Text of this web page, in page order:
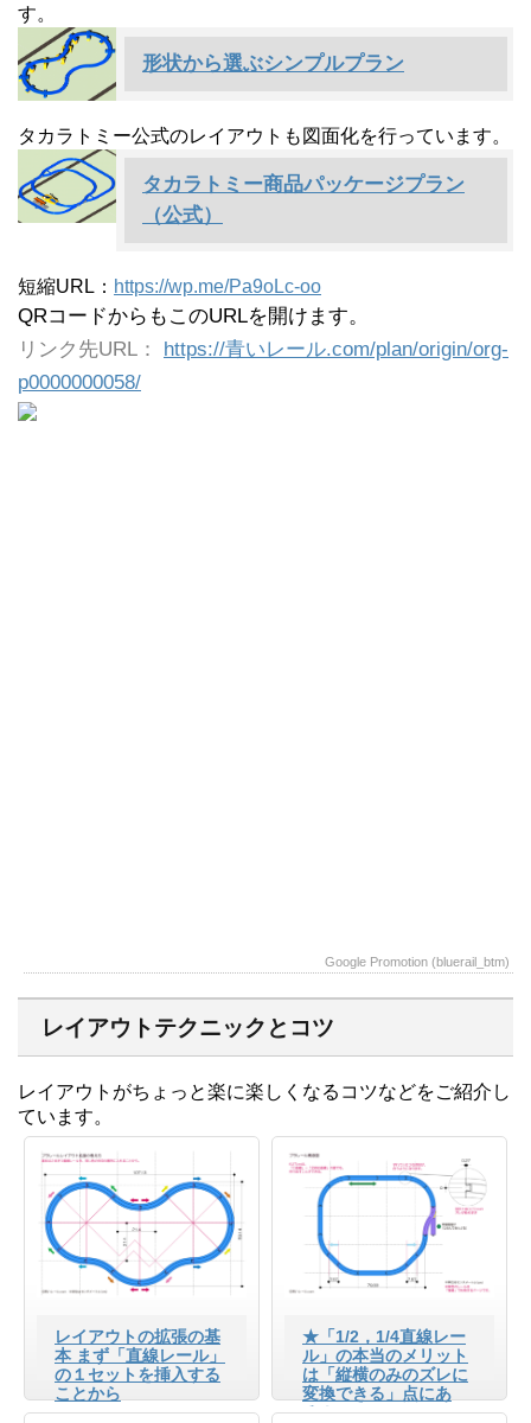
す。
形状から選ぶシンプルプラン
タカラトミー公式のレイアウトも図面化を行っています。
タカラトミー商品パッケージプラン
（公式）
短縮URL： https://wp.me/Pa9oLc-oo
QRコードからもこのURLを開けます。
リンク先URL： https://青いレール.com/plan/origin/org-
p0000000058/
Google Promotion (bluerail_btm)
レイアウトテクニックとコツ
レイアウトがちょっと楽に楽しくなるコツなどをご紹介し
ています。
レイアウトの拡張の基
本 まず「直線レール」
の１セットを挿入する
ことから
★「1/2，1/4直線レー
ル」の本当のメリット
は「縦横のみのズレに
変換できる」点にあ
る！